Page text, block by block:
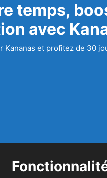
temps,
avec
et profitez de 30